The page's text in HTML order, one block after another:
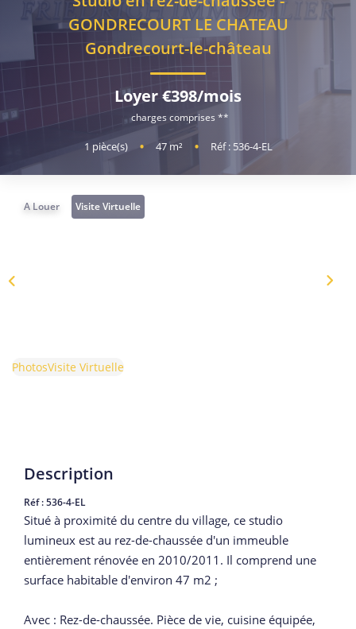
GONDRECOURT LE CHATEAU
Gondrecourt-le-château
Loyer €398/mois
charges comprises **
1 pièce(s) • 47m² • Réf : 536-4-EL
A Louer Visite Virtuelle
PhotosVisite Virtuelle
Description
Réf : 536-4-EL
Situé à proximité du centre du village, ce studio
lumineux est au rez-de-chaussée d'un immeuble
entièrement rénovée en 2010/2011. Il comprend une
surface habitable d'environ 47 m2 ;
Avec : Rez-de-chaussée. Pièce de vie, cuisine équipée,